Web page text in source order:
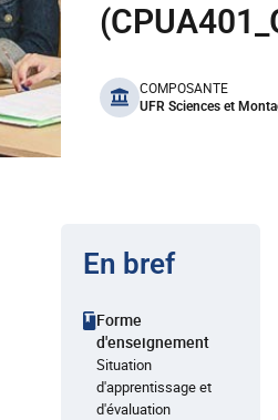
benefits
COMPOSANTE
UFR Sciences et
En bref
Forme
d'enseignement
Situation
d'apprentissage et
d'évaluation